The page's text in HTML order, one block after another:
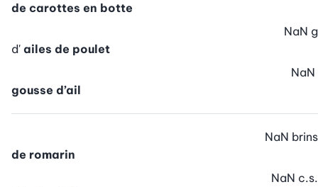
de carottes en botte
d' ailes de poulet
NaN g
gousse d’ail
NaN
de romarin
NaN brins
NaN c.s.